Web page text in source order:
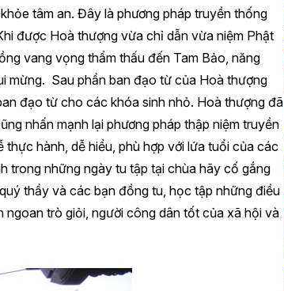
tâm an. Đây là phương pháp truyền thống
được Hoà thượng vừa chỉ dẫn vừa niệm Phật
vang vọng thẩm thấu đến Tam Bảo, năng
mừng. Sau phần ban đạo từ của Hoà thượng
đạo từ cho các khóa sinh nhỏ. Hoà thượng đã
nhấn mạnh lại phương pháp thập niệm truyền
hành, dễ hiểu, phù hợp với lứa tuổi của các
trong những ngày tu tập tại chùa hãy cố gắng
thầy và các bạn đồng tu, học tập những điều
trò giỏi, người công dân tốt của xã hội và